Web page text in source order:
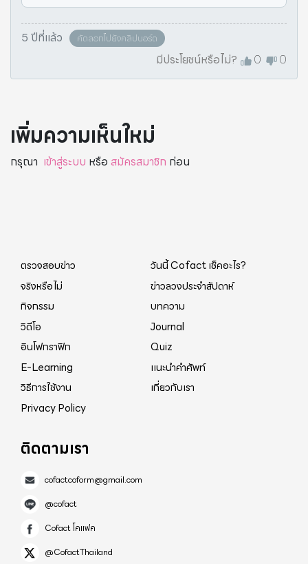
5 ปีที่แล้ว คัดลอกไปยังคลิปบอร์ด
มีประโยชน์หรือไม่? 0 0
เพิ่มความเห็นใหม่
กรุณา เข้าสู่ระบบ หรือ สมัครสมาชิก ก่อน
ตรวจสอบข่าว
วันนี้ Cofact เช็คอะไร?
จริงหรือไม่
ข่าวลวงประจำสัปดาห์
กิจกรรม
บทความ
วิดีโอ
Journal
อินโฟกราฟิก
Quiz
E-Learning
แนะนำคำศัพท์
วิธีการใช้งาน
เกี่ยวกับเรา
Privacy Policy
ติดตามเรา
cofactcoform@gmail.com
@cofact
Cofact โคแฟค
@CofactThailand